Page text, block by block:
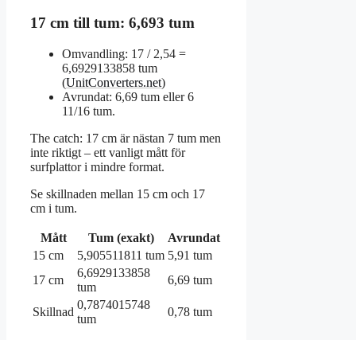
17 cm till tum: 6,693 tum
Omvandling: 17 / 2,54 =
6,6929133858 tum
(UnitConverters.net)
Avrundat: 6,69 tum eller 6
11/16 tum.
The catch: 17 cm är nästan 7 tum men
inte riktigt – ett vanligt mått för
surfplattor i mindre format.
Se skillnaden mellan 15 cm och 17
cm i tum.
Mått Tum (exakt)
Avrundat
15 cm
5,905511811 tum 5,91 tum
17 cm
6,6929133858
tum
6,69 tum
Skillnad
0,7874015748
tum
0,78 tum